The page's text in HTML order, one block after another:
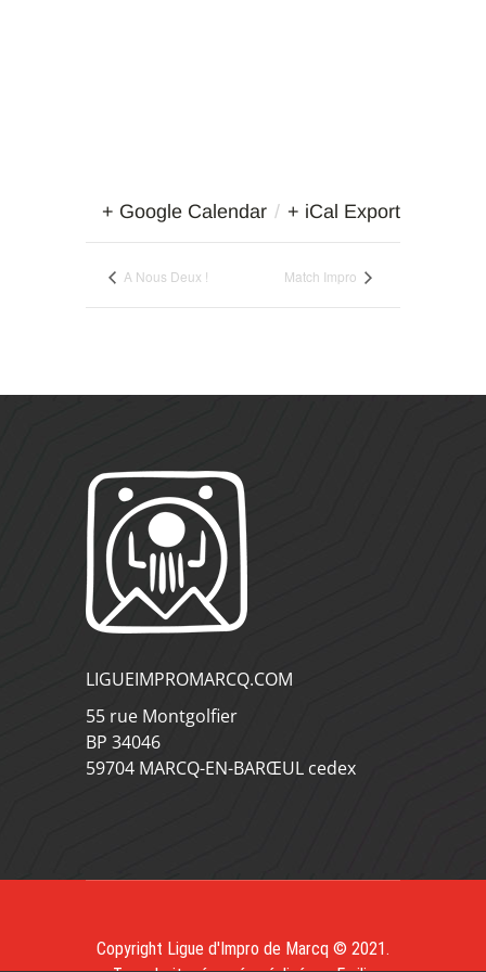
+ Google Calendar / + iCal Export
A Nous Deux ! Match Impro
LIGUEIMPROMARCQ.COM
55 rue Montgolfier
BP 34046
59704 MARCQ-EN-BARŒUL cedex
Copyright Ligue d'Impro de Marcq © 2021.